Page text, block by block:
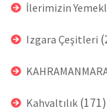
İlerimizin
Izgara Çeşitleri
Kahvaltılık (171)